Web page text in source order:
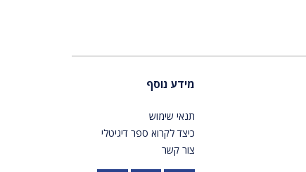
מידע נוסף
תנאי שימוש
כיצד לקרוא ספר דיגיטלי
צור קשר